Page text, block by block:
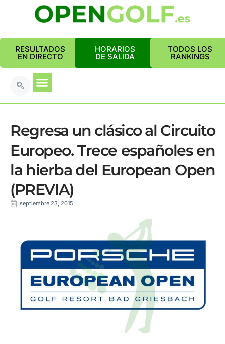
RESULTADOS
EN DIRECTO
HORARIOS
DE SALIDA
TODOS LOS
RANKINGS
Regresa un clásico al Circuito
Europeo. Trece españoles en
la hierba del European Open
(PREVIA)
septiembre 23, 2015